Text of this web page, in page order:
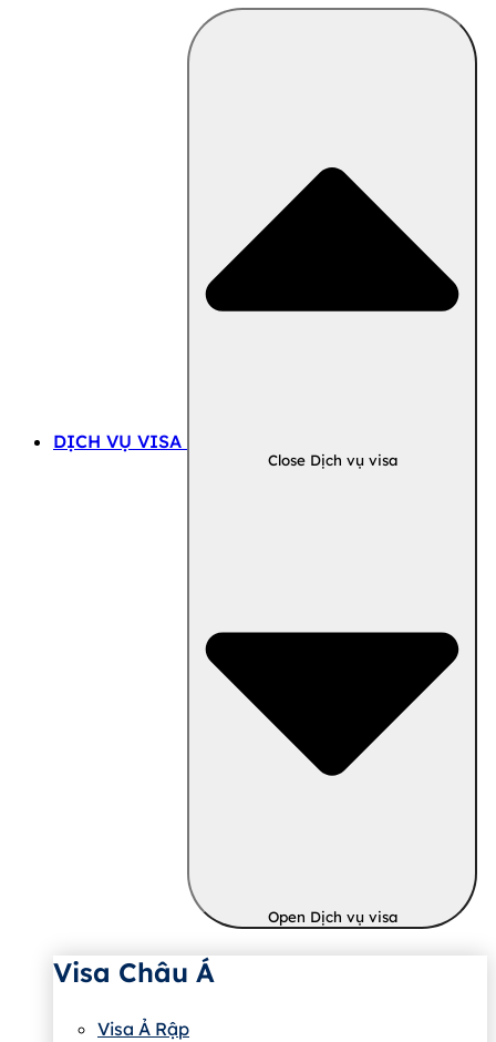
DỊCH VỤ VISA
Close Dịch vụ visa
Open Dịch vụ visa
Visa Châu Á
Visa Ả Rập